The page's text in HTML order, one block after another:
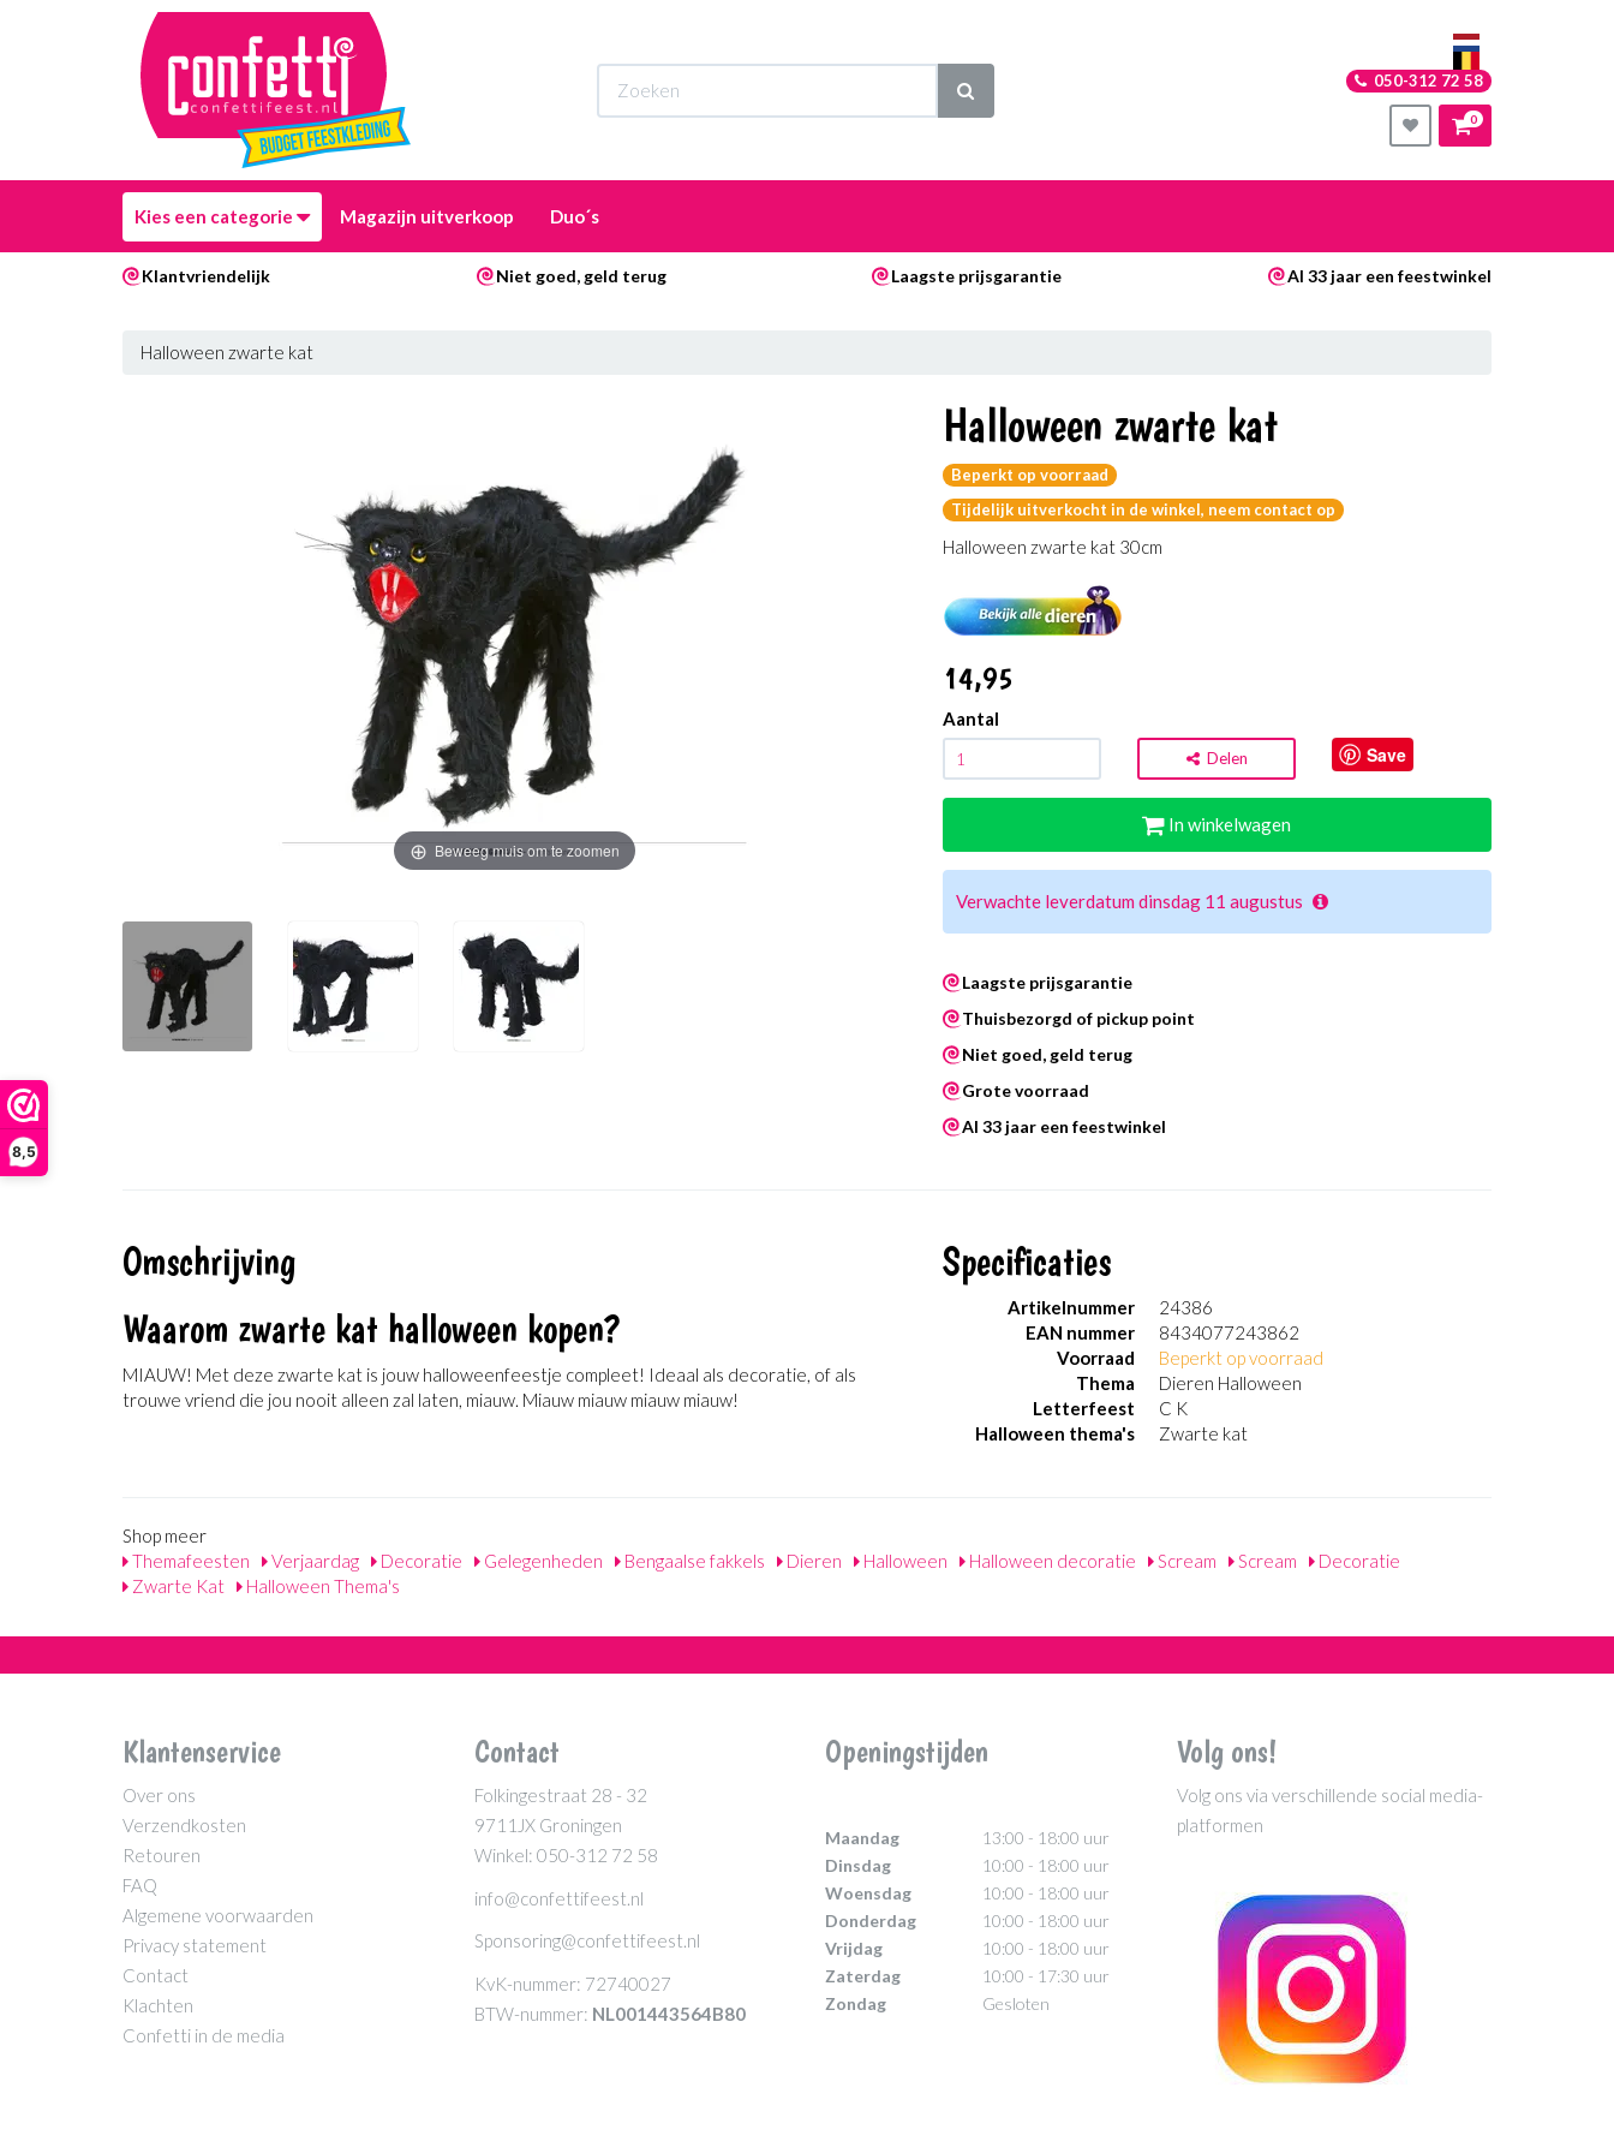
8,5
050-312 72 58
0
Kies een categorie Magazijn uitverkoop Duo´s
Klantvriendelijk Niet goed, geld terug Laagste prijsgarantie Al 33 jaar een feestwinkel
Halloween zwarte kat
Beweeg muis om te zoomen
Halloween zwarte kat
Beperkt op voorraad
Tijdelijk uitverkocht in de winkel, neem contact op
Halloween zwarte kat 30cm
14,95
Aantal
Delen Save
In winkelwagen
Verwachte leverdatum dinsdag 11 augustus
Laagste prijsgarantie
Thuisbezorgd of pickup point
Niet goed, geld terug
Grote voorraad
Al 33 jaar een feestwinkel
Omschrijving
Waarom zwarte kat halloween kopen?
MIAUW! Met deze zwarte kat is jouw halloweenfeestje compleet! Ideaal als decoratie, of als
trouwe vriend die jou nooit alleen zal laten, miauw. Miauw miauw miauw miauw!
Specificaties
Artikelnummer
24386
EAN nummer
8434077243862
Voorraad
Beperkt op voorraad
Thema
Dieren Halloween
Letterfeest
C K
Halloween thema's
Zwarte kat
Shop meer
Themafeesten
Verjaardag Decoratie Gelegenheden Bengaalse fakkels Dieren Halloween Halloween decoratie Scream Scream
Decoratie
Zwarte Kat
Halloween Thema's
Klantenservice
Over ons
Verzendkosten
Retouren
FAQ
Algemene voorwaarden
Privacy statement
Contact
Klachten
Confetti in de media
Contact
Folkingestraat 28 - 32
9711JX Groningen
Winkel: 050-312 72 58
info@confettifeest.nl
Sponsoring@confettifeest.nl
KvK-nummer: 72740027
BTW-nummer: NL001443564B80
Openingstijden
Maandag
13:00 - 18:00 uur
Dinsdag
10:00 - 18:00 uur
Woensdag
10:00 - 18:00 uur
Donderdag
10:00 - 18:00 uur
Vrijdag
10:00 - 18:00 uur
Zaterdag
10:00 - 17:30 uur
Zondag
Gesloten
Volg ons!
Volg ons via verschillende social media-
platformen